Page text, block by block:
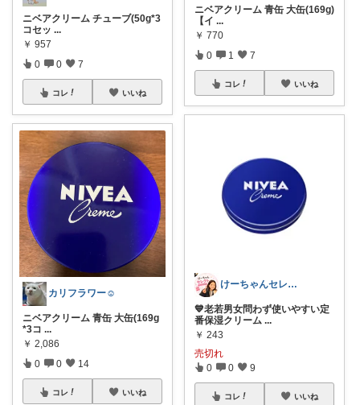
ニベアクリーム チューブ(50g*3
コセッ ...
￥ 957
0 0 7
コレ いいね
カリフラワー☺︎
ニベアクリーム 青缶 大缶(169g
*3コ ...
￥ 2,086
0 0 14
コレ いいね
ニベアクリーム 青缶 大缶(169g)
【イ ...
￥ 770
0 1 7
コレ いいね
けーちゃんセレクト
💙老若男女問わず使いやすい定
番保湿クリーム ...
￥ 243
売切れ
0 0 9
コレ いいね